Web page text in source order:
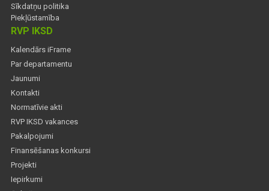
Sīkdatņu politika
Piekļūstamība
RVP IKSD
Kalendārs iFrame
Par departamentu
Jaunumi
Kontakti
Normatīvie akti
RVP IKSD vakances
Pakalpojumi
Finansēšanas konkursi
Projekti
Iepirkumi